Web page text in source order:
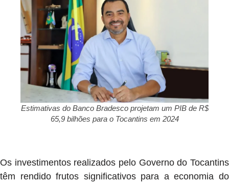
Estimativas do Banco Bradesco projetam um PIB de R$
65,9 bilhões para o Tocantins em 2024
Os investimentos realizados pelo Governo do Tocantins
têm rendido frutos significativos para a economia do